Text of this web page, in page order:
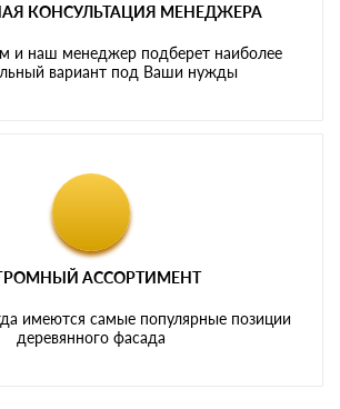
КОНСУЛЬТАЦИЯ МЕНЕДЖЕРА
и наш менеджер подберет наиболее
вариант под Ваши нужды
АССОРТИМЕНТ
имеются самые популярные позиции
деревянного фасада